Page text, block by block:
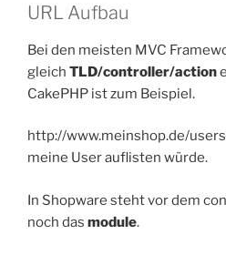
URL Aufbau
Bei den meisten MVC
gleich TLD/controller/action
CakePHP ist zum Beispiel.
http://www.meinshop.de/
meine User auflisten würde.
In Shopware steht vor dem
noch das module.